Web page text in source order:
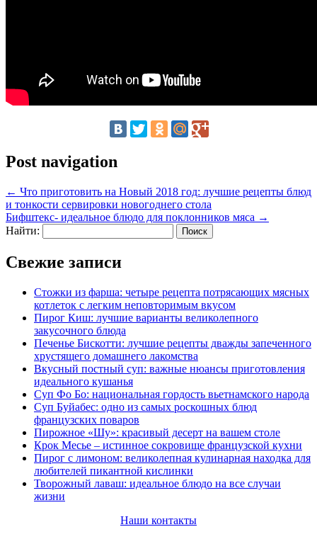
Post navigation
← Что приготовить на Новый 2018 год: лучшие рецепты блюд
и тонкости сервировки новогоднего стола
Бифштекс- идеальное блюдо для поклонников мяса →
Найти:
Свежие записи
Стожки из фарша: четыре рецепта потрясающих мясных
котлеток с легким неповторимым вкусом
Пирог Киш: лучшие варианты великолепного
закусочного блюда
Печенье Бискотти: лучшие рецепты дважды запеченного
хрустящего домашнего лакомства
Вкусный постный суп: важные нюансы приготовления
идеального кушанья
Суп Фо Бо: национальная гордость вьетнамского народа
Суп Буйабес: одно из самых роскошных блюд
французских поваров
Пирожное «Шу»: красивый десерт на вашем столе
Крок Месье – истинное сокровище французской кухни
Пирог с лимоном: великолепная кулинарная находка для
любителей пикантной кислинки
Творожный лаваш: идеальное блюдо на все случаи
жизни
Наши контакты